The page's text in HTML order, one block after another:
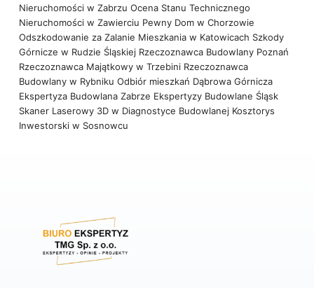
Nieruchomości w Zabrzu Ocena Stanu Technicznego
Nieruchomości w Zawierciu Pewny Dom w Chorzowie
Odszkodowanie za Zalanie Mieszkania w Katowicach Szkody
Górnicze w Rudzie Śląskiej Rzeczoznawca Budowlany Poznań
Rzeczoznawca Majątkowy w Trzebini Rzeczoznawca
Budowlany w Rybniku Odbiór mieszkań Dąbrowa Górnicza
Ekspertyza Budowlana Zabrze Ekspertyzy Budowlane Śląsk
Skaner Laserowy 3D w Diagnostyce Budowlanej Kosztorys
Inwestorski w Sosnowcu